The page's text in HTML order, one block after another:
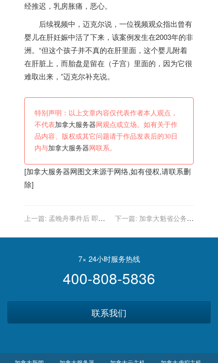
经推迟，乳房胀痛，恶心。
后续视频中，迈克尔说，一位视频观众指出曾有
婴儿在肝妊娠中活了下来，该案例发生在2003年的非
洲。“但这个孩子并不真的在肝里面，这个婴儿附着
在肝脏上，而胎盘是留在（子宫）里面的，因为它很
难取出来，”迈克尔补充说。
特别声明：以上文章内容仅代表作者本人观点，
不代表加拿大服务器 网观点或立场。如有关于作
品内容、版权或其它问题请于作品发表后的30日
内与加拿大服务器 网联系。
[加拿大服务器网图文来源于网络,如有侵权,请联系删
除]
上一篇: 孟晚舟事件后 即将
新工作
下一篇: 加拿大魁省公务员
7× 24小时服务热线
400-808-5836
联系我们